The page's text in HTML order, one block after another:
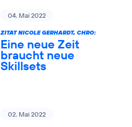
04. Mai 2022
ZITAT NICOLE GERHARDT, CHRO:
Eine neue Zeit
braucht neue
Skillsets
02. Mai 2022